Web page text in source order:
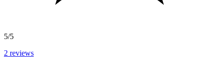
5/5
2 reviews